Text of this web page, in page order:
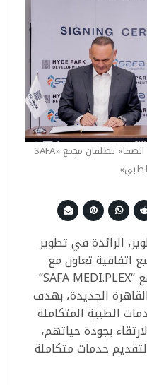
«هايد بارك العقارية» و«مستشفيات الصفا» تطلقان مجمع «SAFA
الرائدة في تطوير
اتفاقية تعاون مع
مستشفيات الصفا لإنشاء مجمع “SAFA MEDI.PLEX”
الجديدة، بهدف
الطبية المتكاملة
بجودة حياتهم،
لتقديم خدمات متكاملة